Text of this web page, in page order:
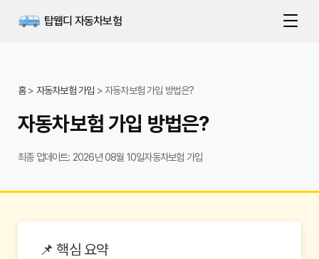
탑웹디 자동차보험
홈> 자동차보험 가입 > 자동차보험 가입 방법은?
자동차보험 가입 방법은?
최종 업데이트: 2026년 08월 10일자동차보험 가입
📌 핵심 요약